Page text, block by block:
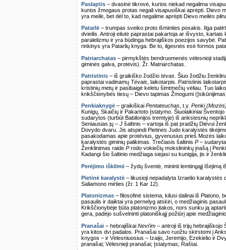
Paslaptis – dvasinė tikrovė, kurios niekad negalima
kurios žmogaus protas negali visapusiškai aprėpti. Dievo
yra meilė, bet dėl to, kad negalime aprėpti Dievo meilės
Patarlė – trumpas sveiko proto išminties posakis. Ilga
dvieilis. Antroji eilutė paprastai pakartoja ar išvysto,
paralelizmu ir yra būdinga hebrajiškos poezijos savybė.
rinkinys yra Patarlių knyga. Be to, ilgesnės esė formos
Patriarchatas – pirmykštės bendruomenės vėlesnioji
giminės galva, protėvis). Žr. Matriarchatas.
Patristinis – iš graikiško žodžio tėvas . Šiuo žodžiu
paprastai vadinamų Tėvais , laikotarpis. Patristinis
kristinių metų ir pasibaigė keletu šimtmečių vėliau. Tuo
krikščionybės tiesų – Dievo tapimas Žmogumi
Penkiaknygė – graikiškai Pentateuchas, t.y. Penki
Kunigų, Skaičių ir Pakartoto Įstatymo. Šiuolaikiniai
sudarytos (turbūt Babilonijos tremtyje) iš ankstesnių
Seniausias jų – J šaltinis – vartoja iš pat pradžių Dievui
Dovydo dvaru. Jis atspindi Pietinės Judo karalystės
pasakodamas apie protėvius, gyvenusius prieš Mozės
karalystės giminių palikimas. Trečiasis šaltinis P–
Ženklinimas raide Prodo vokiečių mokslininkų įnašą į
Kadangi šio šaltinio medžiaga siejasi su kunigija, jis ir
Perėjimo iškilmė – žydų šventė, mininti lemtingąjį Išėjimą
Pietinė karalystė – likusioji nepadalyta Izraelio karalystės
Saliamono mirties (žr. 1 Kar 12).
Platonizmas – filosofinė sistema, kilusi dalinai iš Platono,
pasaulis ir daiktai yra pernelyg atskiri, o medžiaginis
Krikščionybėje būta platonizmo įtakos, nors sunku ją
gera, padėjo sušvelninti platoniškąjį požiūrį apie
Pranašai – hebrajiškai Nevi'im – antroji iš trijų hebrajiškojo
yra kitos dvi padalos. Pranašai savo ruožtu skirstomi į
knygos – ir Vėlesniuosius – Izaijo, Jeremijo, Ezekielio ir
pranašai; Vėlesnieji pranašai; Įstatymas; Raštai.